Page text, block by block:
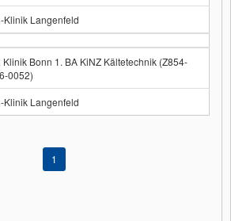
Klinik Langenfeld
Klinik Bonn 1. BA KiNZ Kältetechnik (Z854-
0052)
Klinik Langenfeld
1